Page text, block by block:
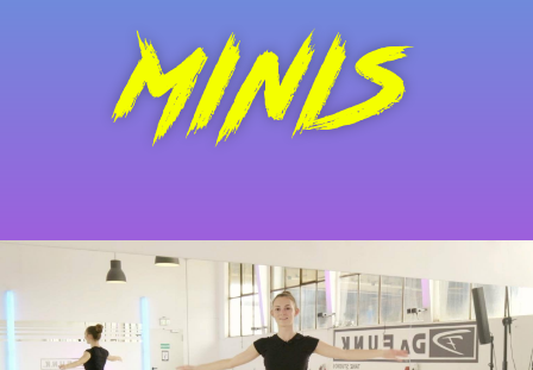
MINIS